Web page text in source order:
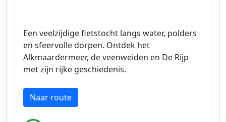
Een veelzijdige fietstocht langs water, polders
en sfeervolle dorpen. Ontdek het
Alkmaardermeer, de veenweiden en De Rijp
met zijn rijke geschiedenis.
Naar route